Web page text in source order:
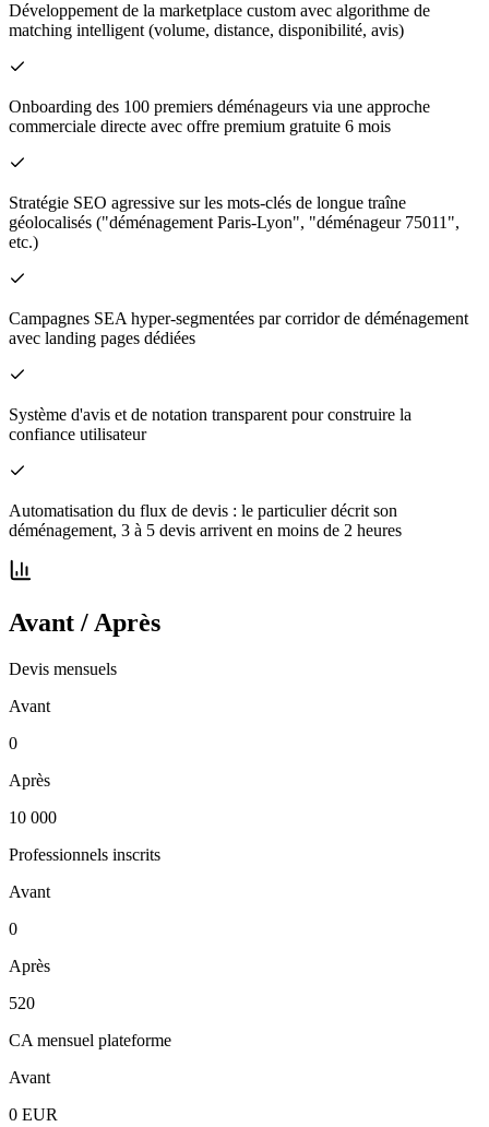
Développement de la marketplace custom avec algorithme de
matching intelligent (volume, distance, disponibilité, avis)
Onboarding des 100 premiers déménageurs via une approche
commerciale directe avec offre premium gratuite 6 mois
Stratégie SEO agressive sur les mots-clés de longue traîne
géolocalisés ("déménagement Paris-Lyon", "déménageur 75011",
etc.)
Campagnes SEA hyper-segmentées par corridor de déménagement
avec landing pages dédiées
Système d'avis et de notation transparent pour construire la
confiance utilisateur
Automatisation du flux de devis : le particulier décrit son
déménagement, 3 à 5 devis arrivent en moins de 2 heures
Avant / Après
Devis mensuels
Avant
0
Après
10 000
Professionnels inscrits
Avant
0
Après
520
CA mensuel plateforme
Avant
0 EUR